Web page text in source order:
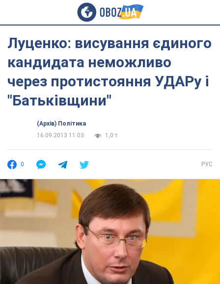
Луценко: висування єдиного
кандидата неможливо
через протистояння УДАРу і
"Батьківщини"
(Архів) Політика
16.09.2013 11:03
1,0 т.
0 РУС